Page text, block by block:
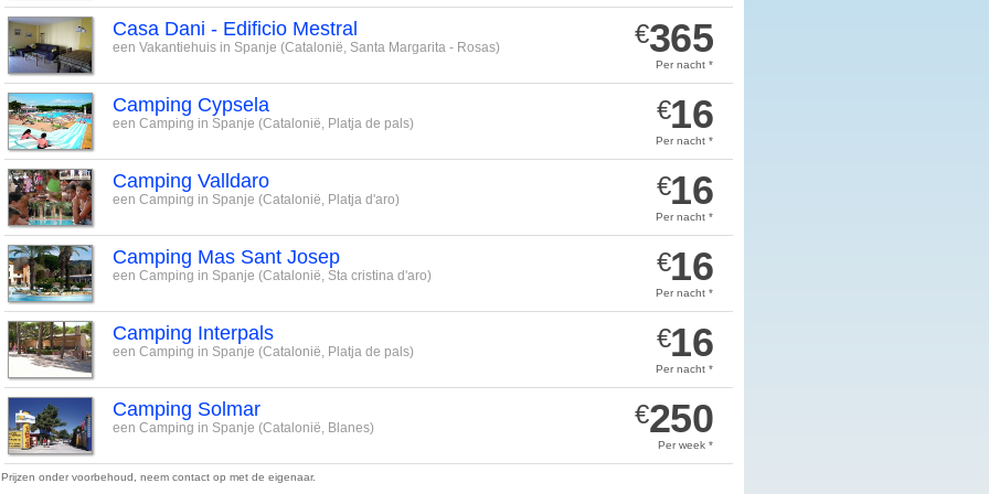
€365
Per nacht *
Casa Dani - Edificio Mestral
een Vakantiehuis in Spanje (Catalonië, Santa Margarita - Rosas)
€16
Per nacht *
Camping Cypsela
een Camping in Spanje (Catalonië, Platja de pals)
€16
Per nacht *
Camping Valldaro
een Camping in Spanje (Catalonië, Platja d'aro)
€16
Per nacht *
Camping Mas Sant Josep
een Camping in Spanje (Catalonië, Sta cristina d'aro)
€16
Per nacht *
Camping Interpals
een Camping in Spanje (Catalonië, Platja de pals)
€250
Per week *
Camping Solmar
een Camping in Spanje (Catalonië, Blanes)
onder voorbehoud, neem contact op met de eigenaar.